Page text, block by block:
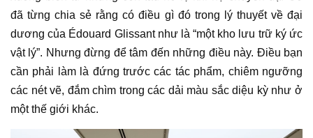
đã từng chia sẻ rằng có điều gì đó trong lý thuyết về đại
dương của Édouard Glissant như là “một kho lưu trữ ký ức
vật lý”. Nhưng đừng để tâm đến những điều này. Điều bạn
cần phải làm là đứng trước các tác phẩm, chiêm ngưỡng
các nét vẽ, đắm chìm trong các dải màu sắc diệu kỳ như ở
một thế giới khác.